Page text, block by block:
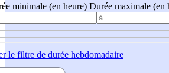
minimale (en heure) Durée maximale (en
le filtre de durée hebdomadaire